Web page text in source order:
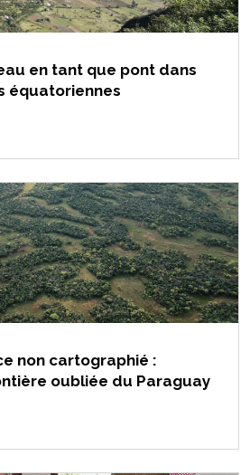
en tant que pont dans
équatoriennes
non cartographié :
oubliée du Paraguay